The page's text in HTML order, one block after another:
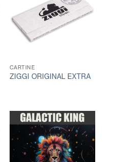
CARTINE
ZIGGI ORIGINAL EXTRA